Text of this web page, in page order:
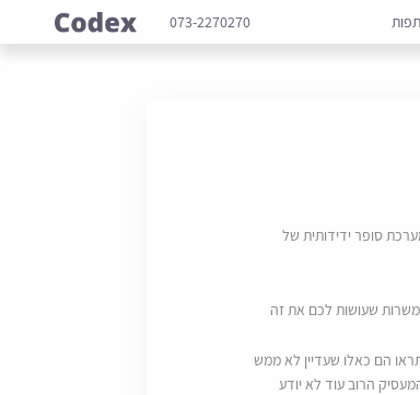
073-2270270
סופר ידידותית של
שעושות לכם את זה
הם כאלו שעדיין לא ממש
הרוב עוד לא יודע